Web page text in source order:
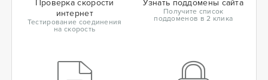
Проверка скорости
интернет
Тестирование соединения
на скорость
Узнать поддомены сайта
Получите список
поддоменов в 2 клика